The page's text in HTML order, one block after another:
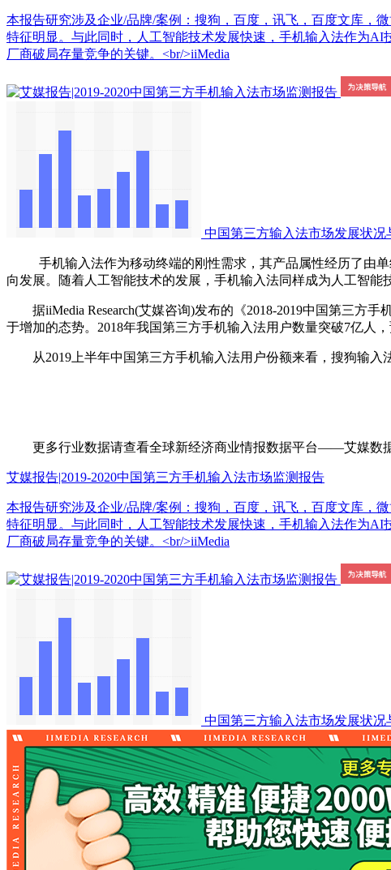
本报告研究涉及企业/品牌/案例：搜狗，百度，讯飞，百度文库，
特征明显。与此同时，人工智能技术发展快速，手机输入法作为
厂商破局存量竞争的关键。<br/>iiMedia
中国第三方输入法市场发展状况
手机输入法作为移动终端的刚性需求，其产品属性经历了由单
向发展。随着人工智能技术的发展，手机输入法同样成为人工智
据iiMedia Research(艾媒咨询)发布的《2018-2019中国第三方手
于增加的态势。2018年我国第三方手机输入法用户数量突破7亿人，
从2019上半年中国第三方手机输入法用户份额来看，搜狗输入法
更多行业数据请查看全球新经济商业情报数据平台——艾媒数据
艾媒报告|2019-2020中国第三方手机输入法市场监测报告
本报告研究涉及企业/品牌/案例：搜狗，百度，讯飞，百度文库，
特征明显。与此同时，人工智能技术发展快速，手机输入法作为
厂商破局存量竞争的关键。<br/>iiMedia
中国第三方输入法市场发展状况